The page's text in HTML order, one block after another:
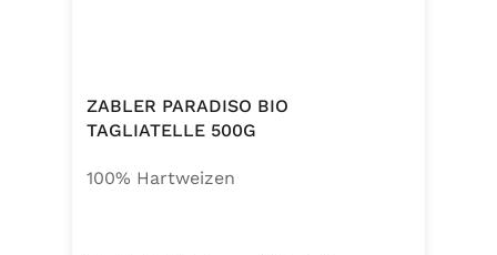
ZABLER PARADISO BIO
TAGLIATELLE 500G
100% Hartweizen